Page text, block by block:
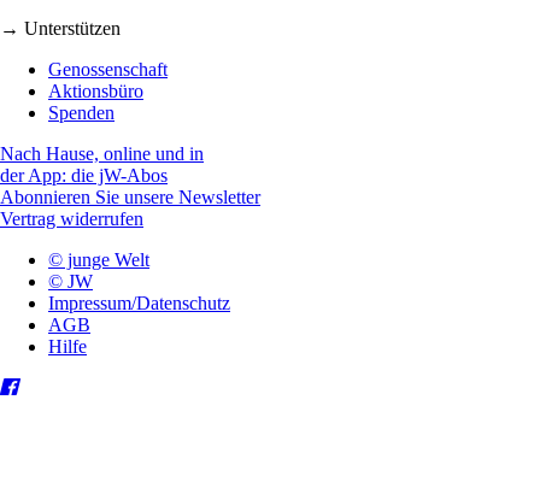
→ Unterstützen
Genossenschaft
Aktionsbüro
Spenden
Nach Hause, online und in
der App: die jW-Abos
Abonnieren Sie unsere Newsletter
Vertrag widerrufen
© junge Welt
© JW
Impressum/Datenschutz
AGB
Hilfe